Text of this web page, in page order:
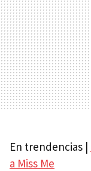
En trendencias |
a Miss Me